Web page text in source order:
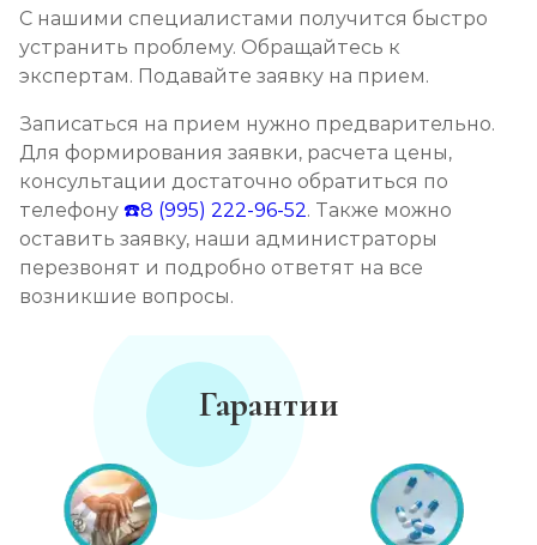
С нашими специалистами получится быстро
устранить проблему. Обращайтесь к
экспертам. Подавайте заявку на прием.
Записаться на прием нужно предварительно.
Для формирования заявки, расчета цены,
консультации достаточно обратиться по
телефону ☎️8 (995) 222-96-52. Также можно
оставить заявку, наши администраторы
перезвонят и подробно ответят на все
возникшие вопросы.
Гарантии